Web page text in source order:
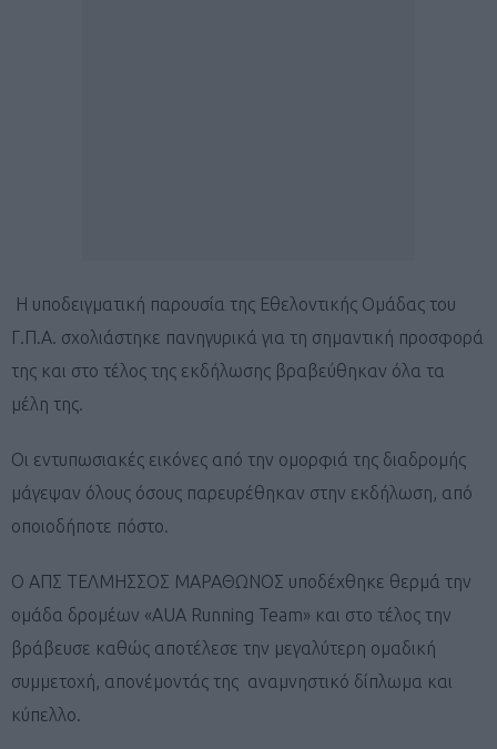
Η υποδειγματική παρουσία της Εθελοντικής Ομάδας του
Γ.Π.Α. σχολιάστηκε πανηγυρικά για τη σημαντική προσφορά
της και στο τέλος της εκδήλωσης βραβεύθηκαν όλα τα
μέλη της.
Οι εντυπωσιακές εικόνες από την ομορφιά της διαδρομής
μάγεψαν όλους όσους παρευρέθηκαν στην εκδήλωση, από
οποιοδήποτε πόστο.
Ο ΑΠΣ ΤΕΛΜΗΣΣΟΣ ΜΑΡΑΘΩΝΟΣ υποδέχθηκε θερμά την
ομάδα δρομέων «AUA Running Team» και στο τέλος την
βράβευσε καθώς αποτέλεσε την μεγαλύτερη ομαδική
συμμετοχή, απονέμοντάς της αναμνηστικό δίπλωμα και
κύπελλο.